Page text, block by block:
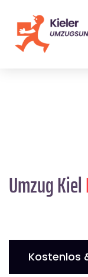
Umzug Kiel
Kostenlos